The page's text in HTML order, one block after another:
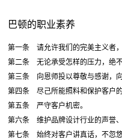
巴顿的职业素养
第一条 请允许我们的完美主义者
第二条 无论承受怎样的压力，绝
第三条 向恩师投以尊敬与感谢，
第四条 尽己所能照料和保护客户的
第五条 严守客户机密。
第六条 维护品牌设计行业的声誉
第七条 始终对客户讲真话，不忽